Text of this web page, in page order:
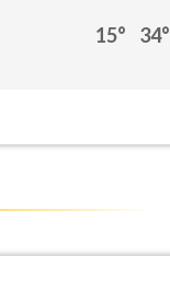
15° 34°